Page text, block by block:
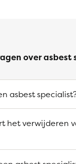
over asbest
asbest
het verwijderen